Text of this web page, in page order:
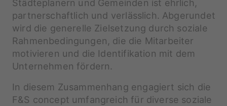
Städteplanern und Gemeinden ist ehrlich,
partnerschaftlich und verlässlich. Abgerundet
wird die generelle Zielsetzung durch soziale
Rahmenbedingungen, die die Mitarbeiter
motivieren und die Identifikation mit dem
Unternehmen fördern.
In diesem Zusammenhang engagiert sich die
F&S concept umfangreich für diverse soziale